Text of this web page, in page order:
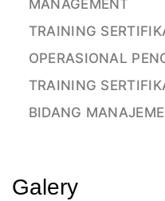
MANAGEMENT
TRAINING
OPERASIONAL
TRAINING
BIDANG
Galery